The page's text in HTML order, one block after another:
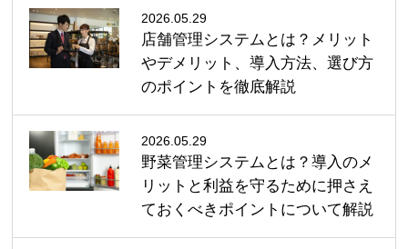
2026.05.29
店舗管理システムとは？メリット
やデメリット、導入方法、選び方
のポイントを徹底解説
2026.05.29
野菜管理システムとは？導入のメ
リットと利益を守るために押さえ
ておくべきポイントについて解説